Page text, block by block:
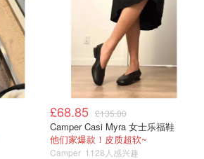
£68.85 £135.00
Camper Casi Myra 女士乐福鞋
他们家爆款！皮质超软~
Camper 1128人感兴趣